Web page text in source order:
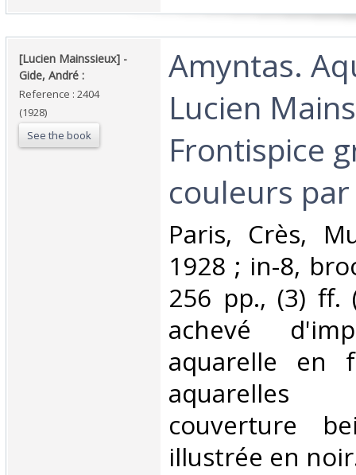
‎[Lucien Mainssieux] - ‎
‎Gide, André :‎
Reference : 2404
(1928)
See the book
‎Amyntas.
Lucien
Frontispice
couleurs par
‎Paris, Crès,
1928 ; in-8,
256 pp., (3) ff.
achevé
aquarelle en
couverture
illustrée en